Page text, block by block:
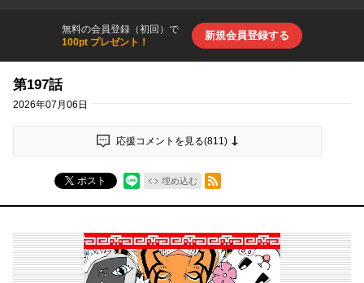
無料の会員登録（初回）で
100pt プレゼント！
新規会員登録する
第197話
2026年07月06日
応援コメントを見る(811 )
ポスト 埋め込む
RSSフィード